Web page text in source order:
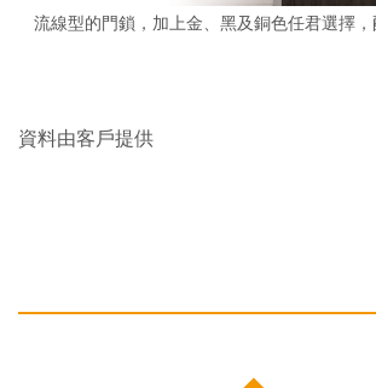
流線型的門鎖，加上金、黑及銅色任君選擇，
資料由客戶提供